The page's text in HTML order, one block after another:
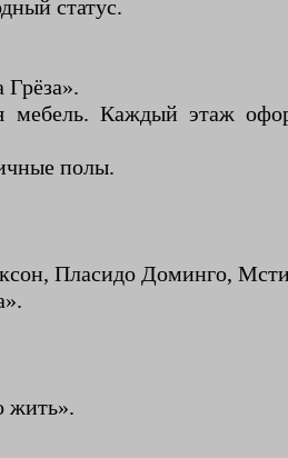
статус.
мебель. Каждый этаж
полы.
Пласидо Доминго,
жить».